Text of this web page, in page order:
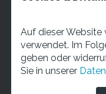
STARTUP TEENS
+49 2381
Auf dieser Website
verwendet. Im
geben oder
Sie in unserer